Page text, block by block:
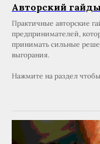
Авторский
Практичные авторские
предпринимателей,
принимать сильные
выгорания.
Нажмите на раздел